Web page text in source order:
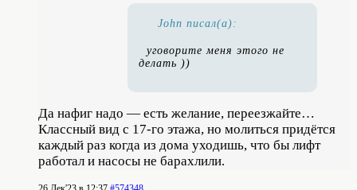
John писал(а):
уговорите меня этого не
делать ))
Да нафиг надо — есть желание, переезжайте…
Классный вид с 17-го этажа, но молиться придётся
каждый раз когда из дома уходишь, что бы лифт
работал и насосы не барахлили.